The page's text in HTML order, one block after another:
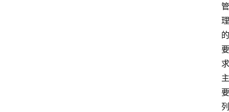
管
理
的
要
求
主
要
列